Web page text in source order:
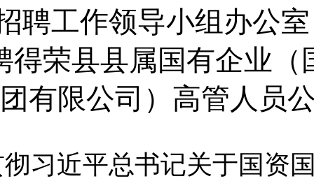
聘工作领导小组办公室
得荣县县属国有企业（
有限公司）高管人员
习近平总书记关于国资